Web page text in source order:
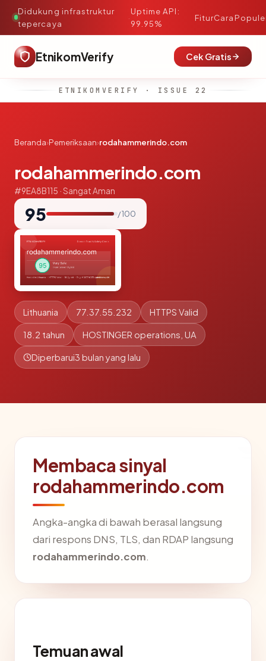
Didukung infrastruktur
tepercaya
·
Uptime API:
99.95%
FiturCara
EtnikomVerify Cek Gratis
ETNIKOMVERIFY · ISSUE 22
Beranda›Pemeriksaan›rodahammerindo.com
rodahammerindo.com
#9EA8B115 · Sangat Aman
95 / 100
Lithuania 77.37.55.232 HTTPS Valid
18.2 tahun HOSTINGER operations, UA
Diperbarui3 bulan yang lalu
Membaca sinyal
rodahammerindo.com
Angka-angka di bawah berasal langsung
dari respons DNS, TLS, dan RDAP langsung
rodahammerindo.com.
Temuan awal